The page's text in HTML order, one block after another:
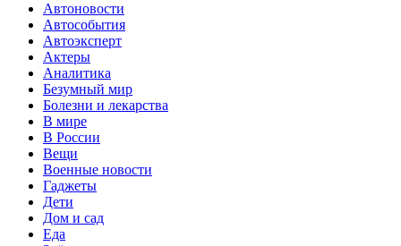
Автоновости
Автособытия
Автоэксперт
Актеры
Аналитика
Безумный мир
Болезни и лекарства
В мире
В России
Вещи
Военные новости
Гаджеты
Дети
Дом и сад
Еда